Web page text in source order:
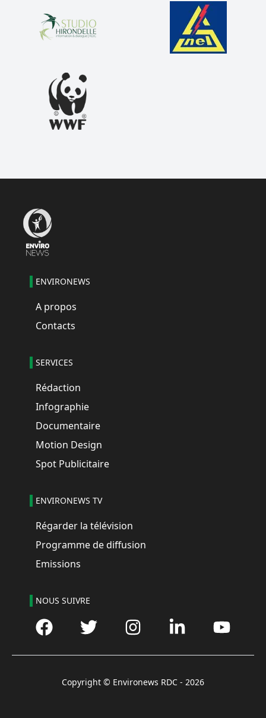
ENVIRONEWS
A propos
Contacts
SERVICES
Rédaction
Infographie
Documentaire
Motion Design
Spot Publicitaire
ENVIRONEWS TV
Régarder la télévision
Programme de diffusion
Emissions
NOUS SUIVRE
Copyright © Environews RDC - 2026